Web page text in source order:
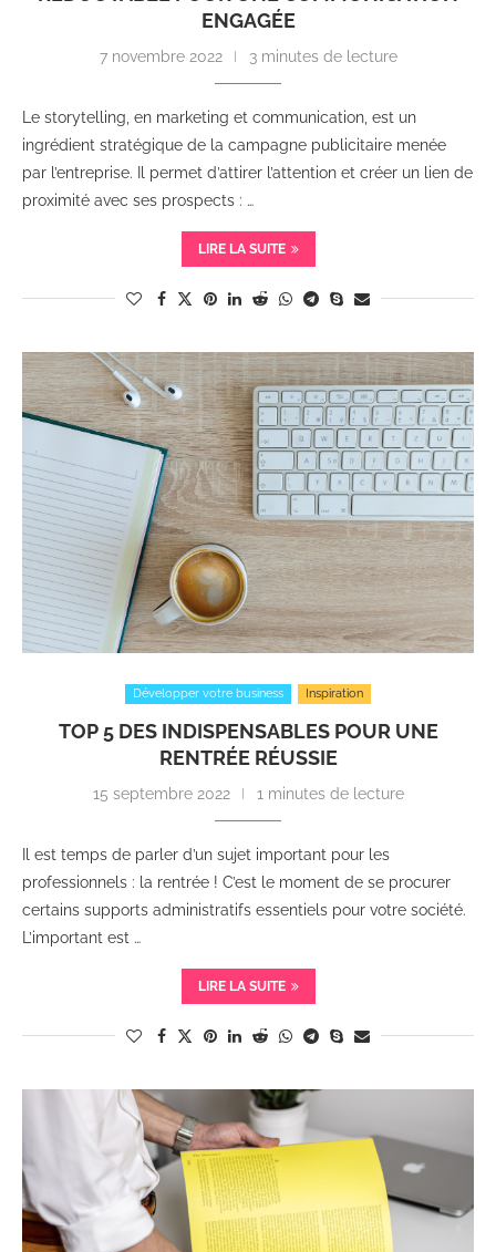
ENGAGÉE
7 novembre 2022 3 minutes de lecture
Le storytelling, en marketing et communication, est un
ingrédient stratégique de la campagne publicitaire menée
par l’entreprise. Il permet d’attirer l’attention et créer un lien de
proximité avec ses prospects : …
LIRE LA SUITE
Développer votre business Inspiration
TOP 5 DES INDISPENSABLES POUR UNE
RENTRÉE RÉUSSIE
15 septembre 2022 1 minutes de lecture
Il est temps de parler d’un sujet important pour les
professionnels : la rentrée ! C’est le moment de se procurer
certains supports administratifs essentiels pour votre société.
L’important est …
LIRE LA SUITE